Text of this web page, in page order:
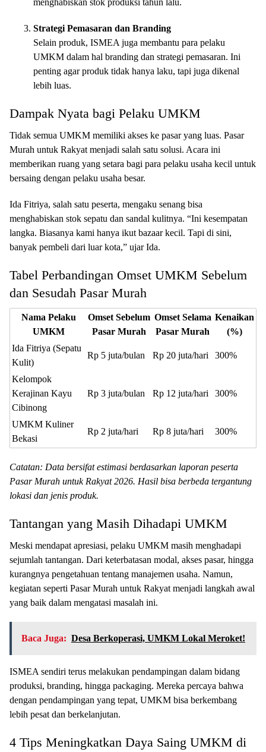
menghabiskan stok produksi tahun lalu.
Strategi Pemasaran dan Branding
Selain produk, ISMEA juga membantu para pelaku
UMKM dalam hal branding dan strategi pemasaran. Ini
penting agar produk tidak hanya laku, tapi juga dikenal
lebih luas.
Dampak Nyata bagi Pelaku UMKM
Tidak semua UMKM memiliki akses ke pasar yang luas. Pasar
Murah untuk Rakyat menjadi salah satu solusi. Acara ini
memberikan ruang yang setara bagi para pelaku usaha kecil untuk
bersaing dengan pelaku usaha besar.
Ida Fitriya, salah satu peserta, mengaku senang bisa
menghabiskan stok sepatu dan sandal kulitnya. “Ini kesempatan
langka. Biasanya kami hanya ikut bazaar kecil. Tapi di sini,
banyak pembeli dari luar kota,” ujar Ida.
Tabel Perbandingan Omset UMKM Sebelum
dan Sesudah Pasar Murah
Nama Pelaku
UMKM
Omset Sebelum
Pasar Murah
Omset Selama
Pasar Murah
Kenaikan
(%)
Ida Fitriya (Sepatu
Kulit)
Rp 5 juta/bulan Rp 20 juta/hari 300%
Kelompok
Kerajinan Kayu
Cibinong
Rp 3 juta/bulan Rp 12 juta/hari 300%
UMKM Kuliner
Bekasi
Rp 2 juta/hari Rp 8 juta/hari 300%
Catatan: Data bersifat estimasi berdasarkan laporan peserta
Pasar Murah untuk Rakyat 2026. Hasil bisa berbeda tergantung
lokasi dan jenis produk.
Tantangan yang Masih Dihadapi UMKM
Meski mendapat apresiasi, pelaku UMKM masih menghadapi
sejumlah tantangan. Dari keterbatasan modal, akses pasar, hingga
kurangnya pengetahuan tentang manajemen usaha. Namun,
kegiatan seperti Pasar Murah untuk Rakyat menjadi langkah awal
yang baik dalam mengatasi masalah ini.
Baca Juga: Desa Berkoperasi, UMKM Lokal Meroket!
ISMEA sendiri terus melakukan pendampingan dalam bidang
produksi, branding, hingga packaging. Mereka percaya bahwa
dengan pendampingan yang tepat, UMKM bisa berkembang
lebih pesat dan berkelanjutan.
4 Tips Meningkatkan Daya Saing UMKM di